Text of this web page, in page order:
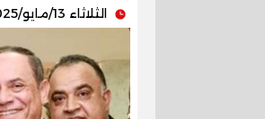
الثلاثاء 13/مايو/2025 - 08:18 م